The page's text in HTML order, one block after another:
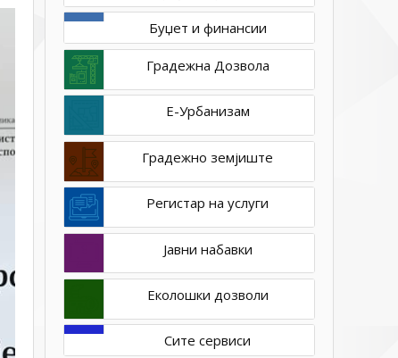
Буџет и финансии
Градежна Дозвола
Е-Урбанизам
Градежно земјиште
Регистар на услуги
Јавни набавки
Еколошки дозволи
Сите сервиси